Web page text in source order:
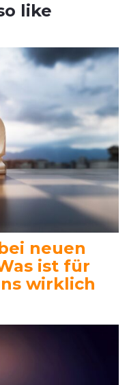
like
neuen
ist für
wirklich